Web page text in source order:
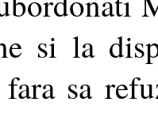
si la
sa